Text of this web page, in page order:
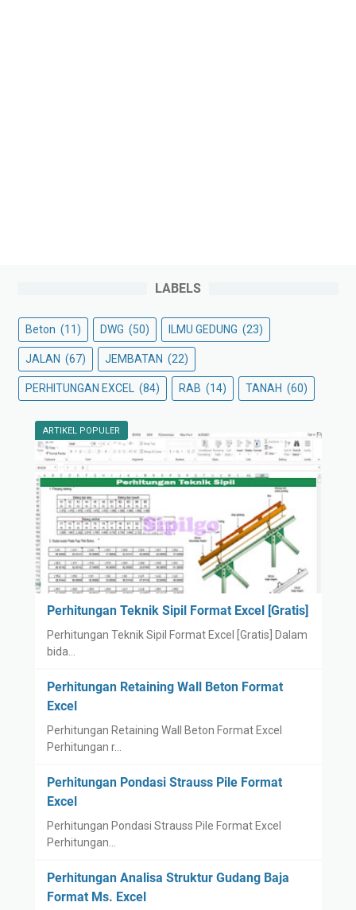
LABELS
Beton (11) DWG (50) ILMU GEDUNG (23)
JALAN (67) JEMBATAN (22)
PERHITUNGAN EXCEL (84) RAB (14) TANAH (60)
ARTIKEL POPULER
Perhitungan Teknik Sipil Format Excel [Gratis]
Perhitungan Teknik Sipil Format Excel [Gratis] Dalam
bida…
Perhitungan Retaining Wall Beton Format
Excel
Perhitungan Retaining Wall Beton Format Excel
Perhitungan r…
Perhitungan Pondasi Strauss Pile Format
Excel
Perhitungan Pondasi Strauss Pile Format Excel
Perhitungan…
Perhitungan Analisa Struktur Gudang Baja
Format Ms. Excel